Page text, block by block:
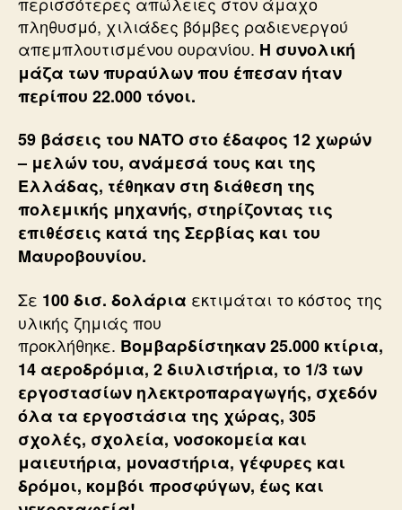
πληθυσμό, χιλιάδες βόμβες ραδιενεργού
απεμπλουτισμένου ουρανίου. Η συνολική
μάζα των πυραύλων που έπεσαν ήταν
περίπου 22.000 τόνοι.
59 βάσεις του ΝΑΤΟ στο έδαφος 12 χωρών
– μελών του, ανάμεσά τους και της
Ελλάδας, τέθηκαν στη διάθεση της
πολεμικής μηχανής, στηρίζοντας τις
επιθέσεις κατά της Σερβίας και του
Μαυροβουνίου.
Σε 100 δισ. δολάρια εκτιμάται το κόστος της
υλικής ζημιάς που
προκλήθηκε. Βομβαρδίστηκαν 25.000 κτίρια,
14 αεροδρόμια, 2 διυλιστήρια, το 1/3 των
εργοστασίων ηλεκτροπαραγωγής, σχεδόν
όλα τα εργοστάσια της χώρας, 305
σχολές, σχολεία, νοσοκομεία και
μαιευτήρια, μοναστήρια, γέφυρες και
δρόμοι, κομβόι προσφύγων, έως και